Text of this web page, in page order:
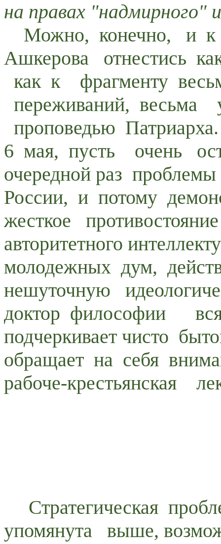
на правах "надмирного"
Можно, конечно, и к
Ашкерова отнестись
как к фрагменту
переживаний, весьма
проповедью
6 мая, пусть очень
очередной раз
России, и потому
жесткое
авторитетного
молодежных дум,
нешуточную
доктор философии
подчеркивает чисто
обращает на себя
рабоче-крестьянская
Стратегическая
упомянута выше,